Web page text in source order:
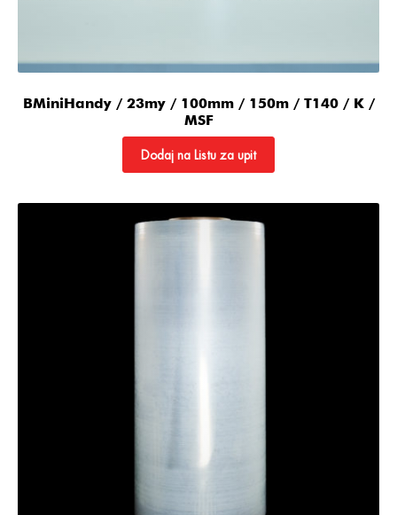
BMiniHandy / 23my / 100mm / 150m / T140 / K /
MSF
Dodaj na Listu za upit